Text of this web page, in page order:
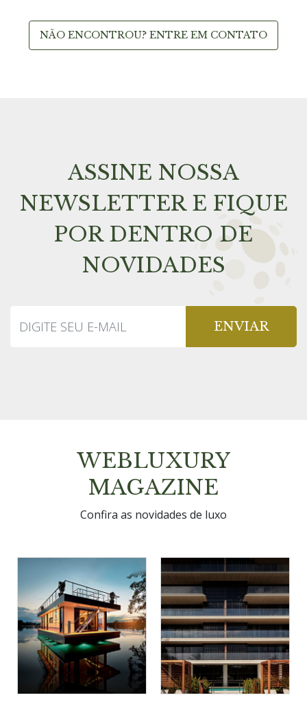
NÃO ENCONTROU? ENTRE EM CONTATO
ASSINE NOSSA
NEWSLETTER E FIQUE
POR DENTRO DE
NOVIDADES
ENVIAR
WEBLUXURY
MAGAZINE
Confira as novidades de luxo